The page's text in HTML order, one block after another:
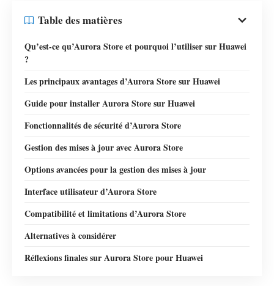
Table des matières
Qu’est-ce qu’Aurora Store et pourquoi l’utiliser sur Huawei
?
Les principaux avantages d’Aurora Store sur Huawei
Guide pour installer Aurora Store sur Huawei
Fonctionnalités de sécurité d’Aurora Store
Gestion des mises à jour avec Aurora Store
Options avancées pour la gestion des mises à jour
Interface utilisateur d’Aurora Store
Compatibilité et limitations d’Aurora Store
Alternatives à considérer
Réflexions finales sur Aurora Store pour Huawei